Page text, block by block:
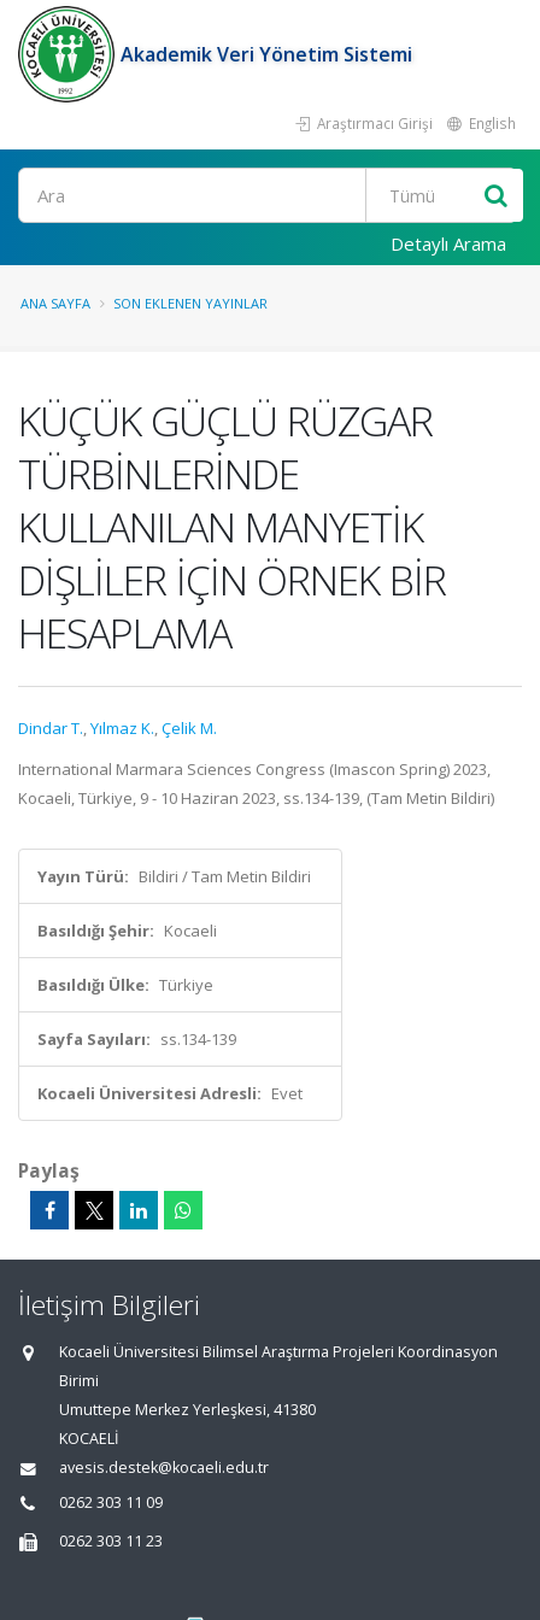
Akademik Veri Yönetim Sistemi
Araştırmacı Girişi English
Ara
Detaylı Arama
ANA SAYFA SON EKLENEN YAYINLAR
KÜÇÜK GÜÇLÜ RÜZGAR
TÜRBİNLERİNDE
KULLANILAN MANYETİK
DİŞLİLER İÇİN ÖRNEK BİR
HESAPLAMA
Dindar T.,Yılmaz K.,Çelik M.
International Marmara Sciences Congress (Imascon Spring) 2023,
Kocaeli, Türkiye, 9 - 10 Haziran 2023, ss.134-139, (Tam Metin Bildiri)
Yayın Türü: Bildiri / Tam Metin Bildiri
Basıldığı Şehir: Kocaeli
Basıldığı Ülke: Türkiye
Sayfa Sayıları: ss.134-139
Kocaeli Üniversitesi Adresli: Evet
Paylaş
İletişim Bilgileri
Kocaeli Üniversitesi Bilimsel Araştırma Projeleri Koordinasyon
Birimi
Umuttepe Merkez Yerleşkesi, 41380
KOCAELİ
avesis.destek@kocaeli.edu.tr
0262 303 11 09
0262 303 11 23